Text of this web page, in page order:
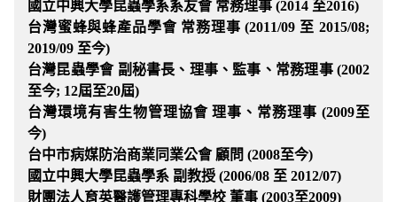
國立中興大學昆蟲學系系友會 常務理事 (2014 至2016)
台灣蜜蜂與蜂產品學會 常務理事 (2011/09 至 2015/08;
2019/09 至今)
台灣昆蟲學會 副秘書長、理事、監事、常務理事 (2002
至今; 12屆至20屆)
台灣環境有害生物管理協會 理事、常務理事 (2009至
今)
台中市病媒防治商業同業公會 顧問 (2008至今)
國立中興大學昆蟲學系 副教授 (2006/08 至 2012/07)
財團法人育英醫護管理專科學校 董事 (2003至2009)